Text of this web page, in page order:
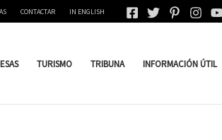
CONTACTAR IN ENGLISH
TURISMO TRIBUNA INFORMACIÓN ÚTIL